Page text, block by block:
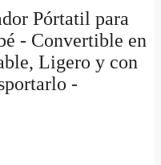
Pórtatil para
- Convertible en
Ligero y con
-